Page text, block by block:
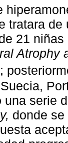
tratara
21
Atrophy
;
una serie
donde